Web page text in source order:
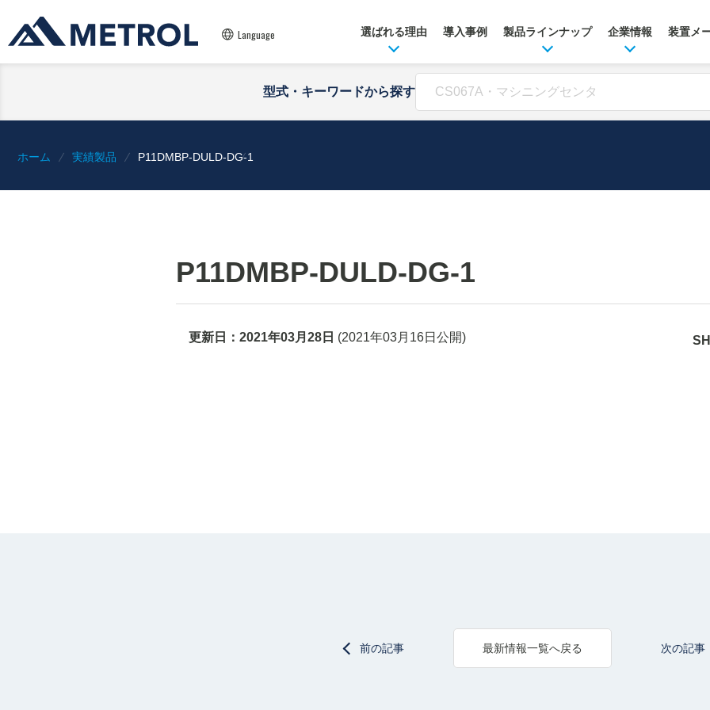
Language 選ばれる理由 導入事例 製品ラインナップ 企業情報 装置メ
型式・キーワードから探す
ホーム 実績製品 P11DMBP-DULD-DG-1
P11DMBP-DULD-DG-1
更新日： 2021年03月28日 (2021年03月16日 公開)
前の記事 最新情報一覧へ戻る 次の記事